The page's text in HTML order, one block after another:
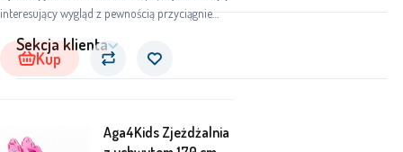
interesujący wygląd z pewnością przyciągnie
Kup
Aga4Kids Zjeżdżalnia
Sekcja klienta